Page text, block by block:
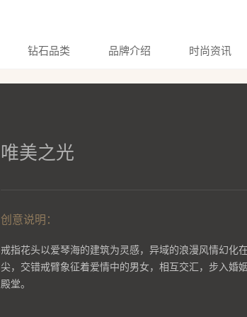
钻石品类 品牌介绍 时尚资讯
唯美之光
创意说明：
戒指花头以爱琴海的建筑为灵感，异域的浪漫风情幻化
尖，交错戒臂象征着爱情中的男女，相互交汇，步入婚
殿堂。